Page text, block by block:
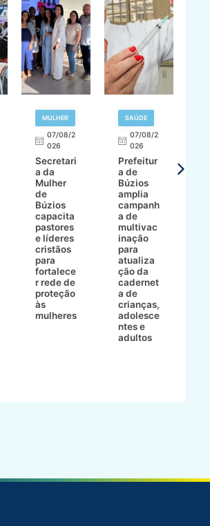
MULHER
07/08/2
026
Secretari
a da
Mulher
de
Búzios
capacita
pastores
e líderes
cristãos
para
fortalece
r rede de
proteção
às
mulheres
SAÚDE
07/08/2
026
Prefeitur
a de
Búzios
amplia
campanh
a de
multivac
inação
para
atualiza
ção da
cadernet
a de
crianças,
adolesce
ntes e
adultos